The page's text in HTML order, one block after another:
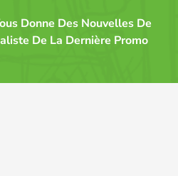
Donne Des Nouvelles De
De La Dernière Promo